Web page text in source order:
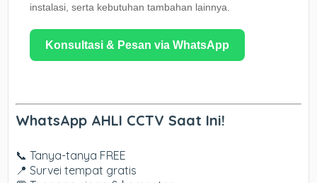
instalasi, serta kebutuhan tambahan lainnya.
Konsultasi & Pesan via WhatsApp
WhatsApp AHLI CCTV Saat Ini!
📞 Tanya-tanya FREE
📍 Survei tempat gratis